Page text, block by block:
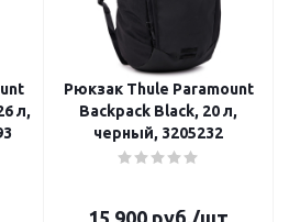
л,
Рюкзак Thule Paramount
Backpack Black, 20 л,
черный, 3205232
15 900 руб./шт